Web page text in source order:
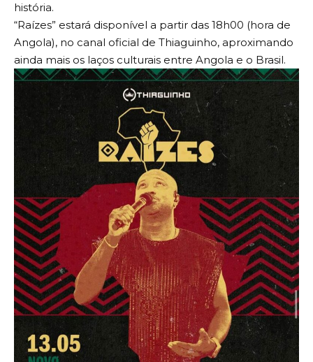
história.
“Raízes” estará disponível a partir das 18h00 (hora de
Angola), no canal oficial de Thiaguinho, aproximando
ainda mais os laços culturais entre Angola e o Brasil.